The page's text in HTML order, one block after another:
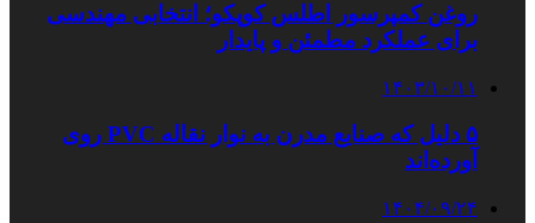
روغن کمپرسور اطلس کوپکو؛ انتخابی مهندسی
برای عملکرد مطمئن و پایدار
۱۴۰۳/۱۰/۱۱
۵ دلیل که صنایع مدرن به نوار نقاله PVC روی
آورده‌اند
۱۴۰۴/۰۹/۲۴